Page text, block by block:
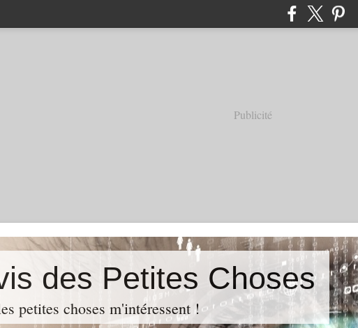
Publicité
des Petites Choses
petites choses m'intéressent !